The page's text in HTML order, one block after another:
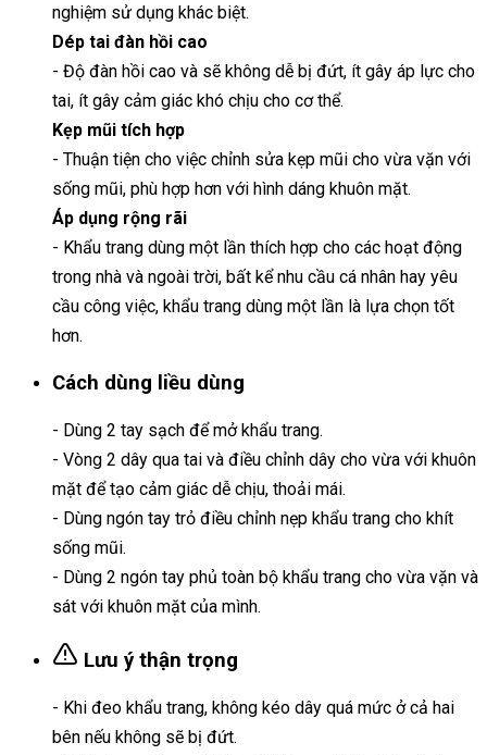
nghiệm sử dụng khác biệt.
Dép tai đàn hồi cao
- Độ đàn hồi cao và sẽ không dễ bị đứt, ít gây áp lực cho
tai, ít gây cảm giác khó chịu cho cơ thể.
Kẹp mũi tích hợp
- Thuận tiện cho việc chỉnh sửa kẹp mũi cho vừa vặn với
sống mũi, phù hợp hơn với hình dáng khuôn mặt.
Áp dụng rộng rãi
- Khẩu trang dùng một lần thích hợp cho các hoạt động
trong nhà và ngoài trời, bất kể nhu cầu cá nhân hay yêu
cầu công việc, khẩu trang dùng một lần là lựa chọn tốt
hơn.
Cách dùng liều dùng
- Dùng 2 tay sạch để mở khẩu trang.
- Vòng 2 dây qua tai và điều chỉnh dây cho vừa với khuôn
mặt để tạo cảm giác dễ chịu, thoải mái.
- Dùng ngón tay trỏ điều chỉnh nẹp khẩu trang cho khít
sống mũi.
- Dùng 2 ngón tay phủ toàn bộ khẩu trang cho vừa vặn và
sát với khuôn mặt của mình.
Lưu ý thận trọng
- Khi đeo khẩu trang, không kéo dây quá mức ở cả hai
bên nếu không sẽ bị đứt.